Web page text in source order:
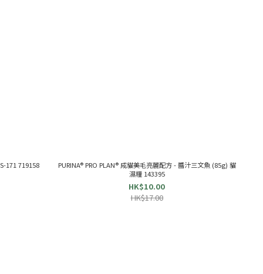
171 719158
PURINA® PRO PLAN® 成貓美毛亮麗配方 - 醬汁三文魚 (85g) 貓
濕糧 143395
HK$10.00
HK$17.00